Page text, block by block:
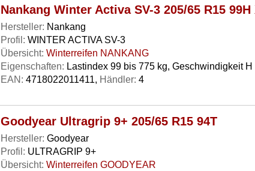
Nankang Winter Activa SV-3 205/65 R15 99H
Hersteller: Nankang
Profil: WINTER ACTIVA SV-3
Übersicht: Winterreifen NANKANG
Eigenschaften: Lastindex 99 bis 775 kg, Geschwindigkeit
EAN: 4718022011411, Händler: 4
Goodyear Ultragrip 9+ 205/65 R15 94T
Hersteller: Goodyear
Profil: ULTRAGRIP 9+
Übersicht: Winterreifen GOODYEAR